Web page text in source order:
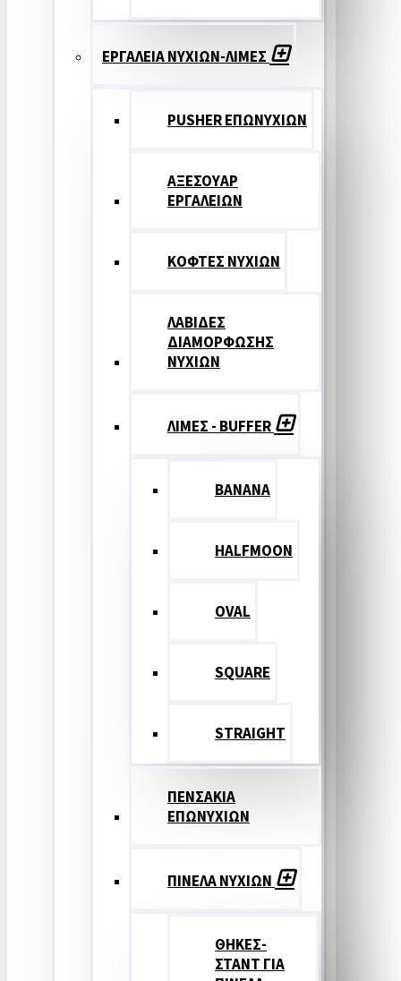
ΕΡΓΑΛΕΙΑ ΝΥΧΙΩΝ-ΛΙΜΕΣ
PUSHER ΕΠΩΝΥΧΙΩΝ
ΑΞΕΣΟΥΑΡ
ΕΡΓΑΛΕΙΩΝ
ΚΟΦΤΕΣ ΝΥΧΙΩΝ
ΛΑΒΙΔΕΣ
ΔΙΑΜΟΡΦΩΣΗΣ
ΝΥΧΙΩΝ
ΛΙΜΕΣ - BUFFER
BANANA
HALFMOON
OVAL
SQUARE
STRAIGHT
ΠΕΝΣΑΚΙΑ
ΕΠΩΝΥΧΙΩΝ
ΠΙΝΕΛΑ ΝΥΧΙΩΝ
ΘΗΚΕΣ-
ΣΤΑΝΤ ΓΙΑ